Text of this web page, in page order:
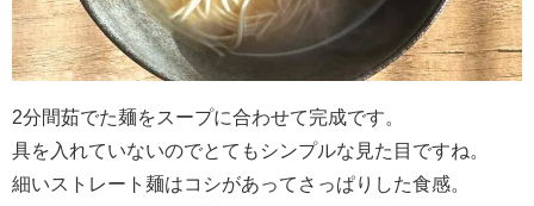
2分間茹でた麺をスープに合わせて完成です。
具を入れていないのでとてもシンプルな見た目ですね。
細いストレート麺はコシがあってさっぱりした食感。